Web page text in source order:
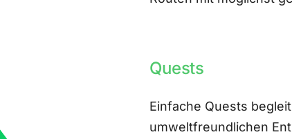
Quests
Einfache Quests
umweltfreundlichen